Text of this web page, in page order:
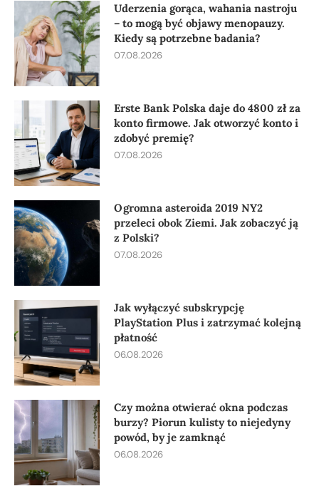
Uderzenia gorąca, wahania nastroju
– to mogą być objawy menopauzy.
Kiedy są potrzebne badania?
07.08.2026
Erste Bank Polska daje do 4800 zł za
konto firmowe. Jak otworzyć konto i
zdobyć premię?
07.08.2026
Ogromna asteroida 2019 NY2
przeleci obok Ziemi. Jak zobaczyć ją
z Polski?
07.08.2026
Jak wyłączyć subskrypcję
PlayStation Plus i zatrzymać kolejną
płatność
06.08.2026
Czy można otwierać okna podczas
burzy? Piorun kulisty to niejedyny
powód, by je zamknąć
06.08.2026